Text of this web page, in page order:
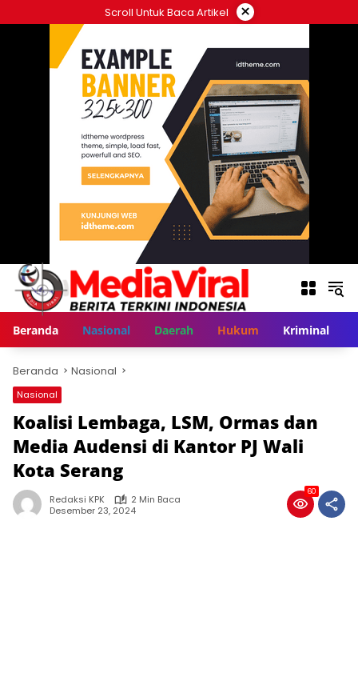
ke
Scroll Untuk Baca Artikel ×
Beranda Nasional Daerah Hukum Kriminal
Beranda Nasional
Nasional
Koalisi Lembaga, LSM, Ormas dan
Media Audensi di Kantor PJ Wali
Kota Serang
Redaksi KPK
2 Min Baca
Desember 23, 2024
60